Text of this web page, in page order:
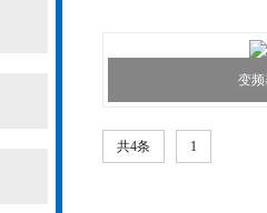
变
共4条 1